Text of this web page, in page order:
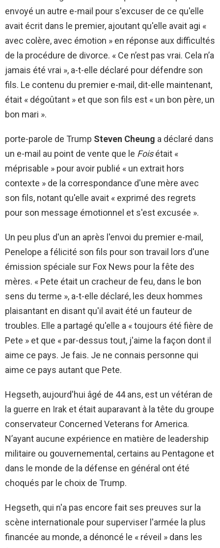
envoyé un autre e-mail pour s'excuser de ce qu'elle
avait écrit dans le premier, ajoutant qu'elle avait agi «
avec colère, avec émotion » en réponse aux difficultés
de la procédure de divorce. « Ce n’est pas vrai. Cela n’a
jamais été vrai », a-t-elle déclaré pour défendre son
fils. Le contenu du premier e-mail, dit-elle maintenant,
était « dégoûtant » et que son fils est « un bon père, un
bon mari ».
porte-parole de Trump Steven Cheung a déclaré dans
un e-mail au point de vente que le Foisétait «
méprisable » pour avoir publié « un extrait hors
contexte » de la correspondance d'une mère avec
son fils, notant qu'elle avait « exprimé des regrets
pour son message émotionnel et s'est excusée ».
Un peu plus d'un an après l'envoi du premier e-mail,
Penelope a félicité son fils pour son travail lors d'une
émission spéciale sur Fox News pour la fête des
mères. « Pete était un cracheur de feu, dans le bon
sens du terme », a-t-elle déclaré, les deux hommes
plaisantant en disant qu'il avait été un fauteur de
troubles. Elle a partagé qu'elle a « toujours été fière de
Pete » et que « par-dessus tout, j'aime la façon dont il
aime ce pays. Je fais. Je ne connais personne qui
aime ce pays autant que Pete.
Hegseth, aujourd'hui âgé de 44 ans, est un vétéran de
la guerre en Irak et était auparavant à la tête du groupe
conservateur Concerned Veterans for America.
N’ayant aucune expérience en matière de leadership
militaire ou gouvernemental, certains au Pentagone et
dans le monde de la défense en général ont été
choqués par le choix de Trump.
Hegseth, qui n'a pas encore fait ses preuves sur la
scène internationale pour superviser l'armée la plus
financée au monde, a dénoncé le « réveil » dans les